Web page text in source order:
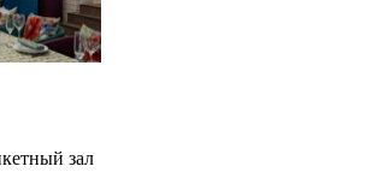
зал